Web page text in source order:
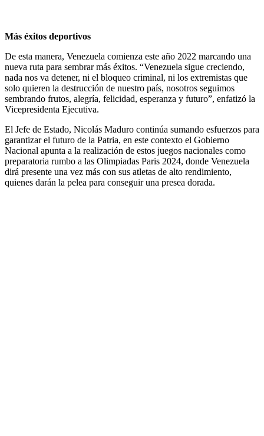
Más éxitos deportivos
De esta manera, Venezuela comienza este año 2022 marcando una
nueva ruta para sembrar más éxitos. “Venezuela sigue creciendo,
nada nos va detener, ni el bloqueo criminal, ni los extremistas que
solo quieren la destrucción de nuestro país, nosotros seguimos
sembrando frutos, alegría, felicidad, esperanza y futuro”, enfatizó la
Vicepresidenta Ejecutiva.
El Jefe de Estado, Nicolás Maduro continúa sumando esfuerzos para
garantizar el futuro de la Patria, en este contexto el Gobierno
Nacional apunta a la realización de estos juegos nacionales como
preparatoria rumbo a las Olimpiadas Paris 2024, donde Venezuela
dirá presente una vez más con sus atletas de alto rendimiento,
quienes darán la pelea para conseguir una presea dorada.